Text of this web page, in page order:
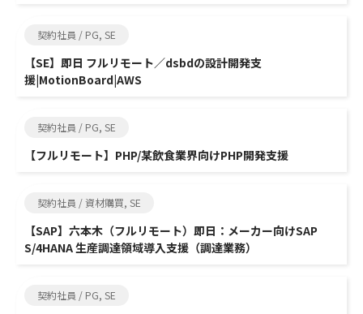
契約社員 / PG, SE
【SE】即日 フルリモート／dsbdの設計開発支
援|MotionBoard|AWS
契約社員 / PG, SE
【フルリモート】PHP/某飲食業界向けPHP開発支援
契約社員 / 資材購買, SE
【SAP】六本木（フルリモート）即日：メーカー向けSAP
S/4HANA 生産調達領域導入支援（調達業務）
契約社員 / PG, SE